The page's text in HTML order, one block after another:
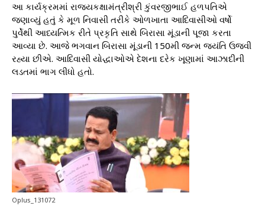
આ કાર્યક્રમમાં રાજ્યકક્ષામંત્રીશ્રી કુંવરજીભાઈ હળપતિએ
જણાવ્યું હતું કે મૂળ નિવાસી તરીકે ઓળખાતા આદિવાસીઓ વર્ષો
પુર્વેથી આધ્યત્મિક રીતે પ્રકૃતિ સાથે બિરાસા મૂંડાની પૂજા કરતા
આવ્યા છે. આજે ભગવાન બિરાસા મૂંડાની 150મી જન્મ જયંતિ ઉજવી
રહ્યા છીએ. આદિવાસી યોદ્ધાઓએ દેશના દરેક ખૂણામાં આઝાદીની
લડતમાં ભાગ લીધો હતો.
Oplus_131072